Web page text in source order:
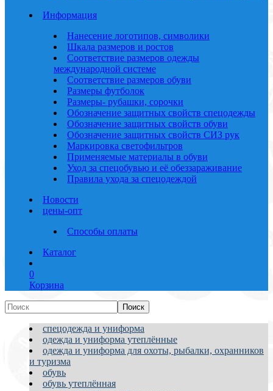
Информация
Нанесение логотипов, символики
Шкала размеров и ростов
Соответствие размеров одежды
международной системе
Соответствие размеров обуви
Размеры футболок
Размеры- рубашки, сорочки
Обозначение защитных свойств спецодежды
Обозначение защитных свойств обуви
Обозначение защитных свойств СИЗ рук
Маркировка светофильтров
Применяемые материалы в обуви
Уход за спецобувью и её обеззараживание
Правила ухода за спецодеждой
Новости
цены-опт
Способы оплаты
Каталог
0
Корзина
спецодежда и униформа
одежда и униформа утеплённые
одежда и униформа для охоты, рыбалки, охранников
и туризма
обувь
обувь утеплённая